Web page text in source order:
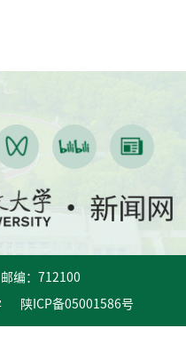
编：712100
陕ICP备05001586号